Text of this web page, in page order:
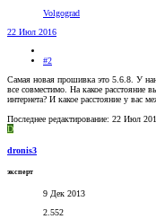
Volgograd
22 Июл 2016
#2
Самая новая прошивка это 5.6.8. У
все совместимо. На какое расстояние
интернета? И какое расстояние у вас
Последнее редактирование: 22 Июл
D
dronis3
эксперт
9 Дек 2013
2.552